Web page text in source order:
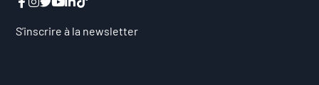
S’inscrire à la newsletter